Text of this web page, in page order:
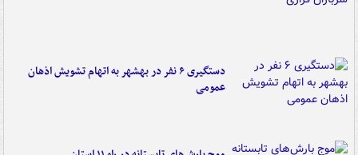
دستگیری ۶ نفر در بهشهر به اتهام تشویش اذهان
عمومی